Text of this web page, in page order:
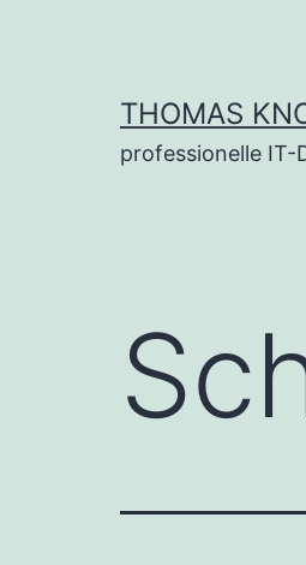
THOMAS
professionelle IT-